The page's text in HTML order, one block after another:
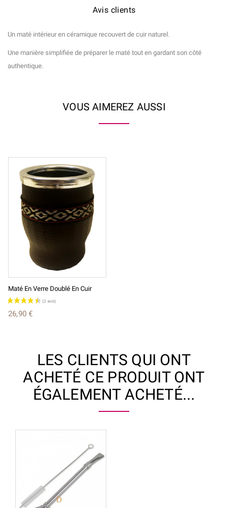
Avis clients
Un maté intérieur en céramique recouvert de cuir naturel.
Une manière simplifiée de préparer le maté tout en gardant son côté
authentique.
VOUS AIMEREZ AUSSI
Maté En Verre Doublé En Cuir
26,90 €
LES CLIENTS QUI ONT
ACHETÉ CE PRODUIT ONT
ÉGALEMENT ACHETÉ...